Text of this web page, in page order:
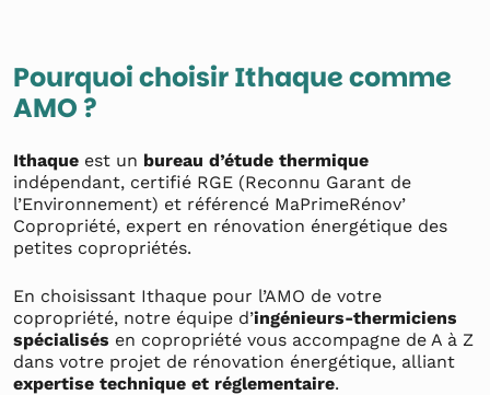
Pourquoi choisir Ithaque comme
AMO ?
Ithaque est un bureau d’étude thermique
indépendant, certifié RGE (Reconnu Garant de
l’Environnement) et référencé MaPrimeRénov’
Copropriété, expert en rénovation énergétique des
petites copropriétés.
En choisissant Ithaque pour l’AMO de votre
copropriété, notre équipe d’ingénieurs-thermiciens
spécialisés en copropriété vous accompagne de A à Z
dans votre projet de rénovation énergétique, alliant
expertise technique et réglementaire.